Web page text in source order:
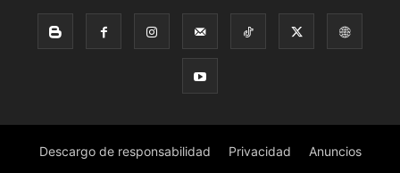
Descargo de responsabilidad Privacidad Anuncios